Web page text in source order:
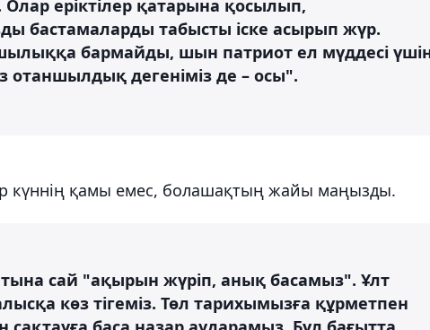
Олар еріктілер қатарына қосылып,
бастамаларды табысты іске асырып жүр.
бармайды, шын патриот ел мүддесі
отаншылдық дегеніміз де – осы".
күннің қамы емес, болашақтың жайы маңызды.
сай "ақырын жүріп, анық басамыз". Ұлт
көз тігеміз. Төл тарихымызға құрметпен